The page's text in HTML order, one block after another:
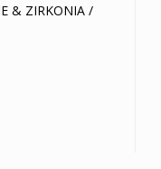
& ZIRKONIA /